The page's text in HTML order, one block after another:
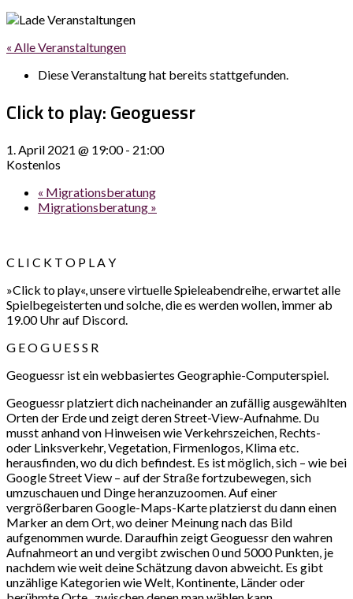
« Alle Veranstaltungen
Diese Veranstaltung hat bereits stattgefunden.
Click to play: Geoguessr
1. April 2021 @ 19:00- 21:00
Kostenlos
« Migrationsberatung
Migrationsberatung »
C L I C K T O P L A Y
»Click to play«, unsere virtuelle Spieleabendreihe, erwartet alle
Spielbegeisterten und solche, die es werden wollen, immer ab
19.00 Uhr auf Discord.
G E O G U E S S R
Geoguessr ist ein webbasiertes Geographie-Computerspiel.
Geoguessr platziert dich nacheinander an zufällig ausgewählten
Orten der Erde und zeigt deren Street-View-Aufnahme. Du
musst anhand von Hinweisen wie Verkehrszeichen, Rechts-
oder Linksverkehr, Vegetation, Firmenlogos, Klima etc.
herausfinden, wo du dich befindest. Es ist möglich, sich – wie bei
Google Street View – auf der Straße fortzubewegen, sich
umzuschauen und Dinge heranzuzoomen. Auf einer
vergrößerbaren Google-Maps-Karte platzierst du dann einen
Marker an dem Ort, wo deiner Meinung nach das Bild
aufgenommen wurde. Daraufhin zeigt Geoguessr den wahren
Aufnahmeort an und vergibt zwischen 0 und 5000 Punkten, je
nachdem wie weit deine Schätzung davon abweicht. Es gibt
unzählige Kategorien wie Welt, Kontinente, Länder oder